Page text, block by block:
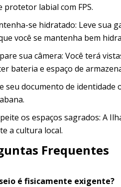
protetor labial com FPS.
se hidratado: Leve sua
você se mantenha bem
sua câmera: Você terá
bateria e espaço de
seu documento de
os espaços sagrados: A
a cultura local.
Frequentes
é fisicamente exigente?